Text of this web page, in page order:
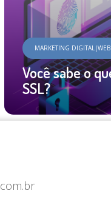
MARKETING
Você sabe o
SSL?